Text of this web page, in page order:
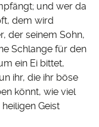
und wer da
dem wird
der seinem Sohn,
Schlange für den
ein Ei bittet,
ihr, die ihr böse
könnt, wie viel
Geist